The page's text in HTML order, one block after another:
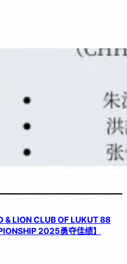
& LION CLUB OF LUKUT 88
2025勇夺佳绩】